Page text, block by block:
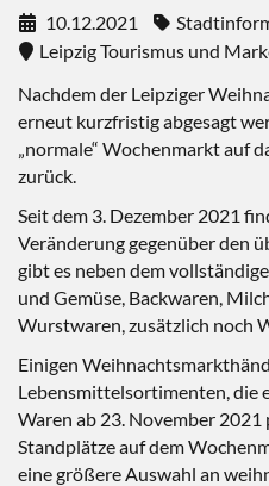
10.12.2021
Leipzig Tourismus und
Nachdem der Leipziger
erneut kurzfristig abgesagt
„normale“ Wochenmarkt auf
zurück.
Seit dem 3. Dezember 2021
Veränderung gegenüber den
gibt es neben dem
und Gemüse, Backwaren,
Wurstwaren, zusätzlich noch
Einigen
Lebensmittelsortimenten, die
Waren ab 23. November
Standplätze auf dem
eine größere Auswahl an